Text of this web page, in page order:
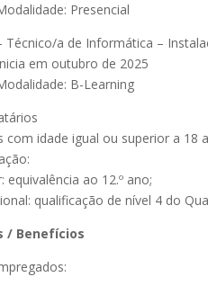
Presencial
Técnico/a de Informática –
em outubro de 2025
B-Learning
com idade igual ou superior a 18
equivalência ao 12.º ano;
qualificação de nível 4 do
/ Benefícios